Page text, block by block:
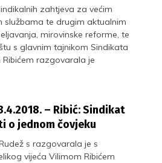
zahtjeva za većim
službama te drugim aktualnim
mirovinske reforme, te
s glavnim tajnikom Sindikata
razgovarala je
– Ribić: Sindikat
o jednom čovjeku
s razgovarala je s
vijeća Vilimom Ribićem